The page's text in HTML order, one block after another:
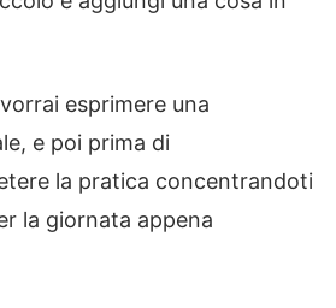
esprimere una
e poi prima di
la pratica concentrandoti
la giornata appena